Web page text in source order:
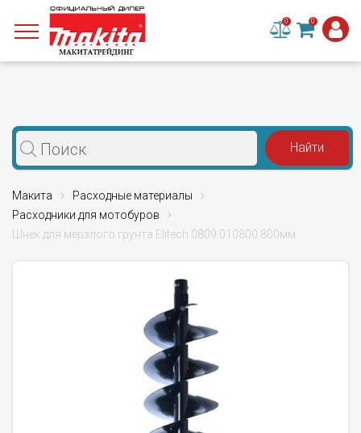
0 0
Макита
Расходные материалы
Расходники для мотобуров
Шнек для мерзлого грунта Elitech 0809.010800 800мм